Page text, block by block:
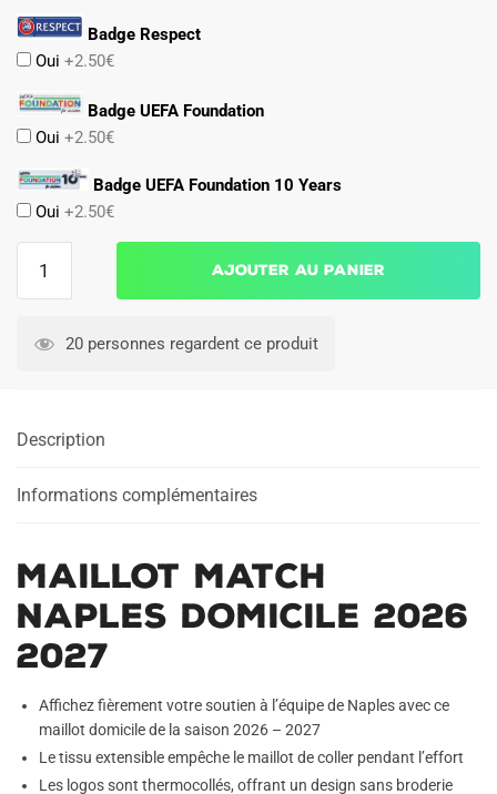
Badge Respect
Oui +2.50€
Badge UEFA Foundation
Oui +2.50€
Badge UEFA Foundation 10 Years
Oui +2.50€
Match
2027
Ajouter au panier
20 personnes regardent ce produit
Description
Informations complémentaires
Maillot Match
Naples Domicile 2026
2027
Affichez fièrement votre soutien à l’équipe de Naples avec ce
maillot domicile de la saison 2026 – 2027
Le tissu extensible empêche le maillot de coller pendant l’effort
Les logos sont thermocollés, offrant un design sans broderie